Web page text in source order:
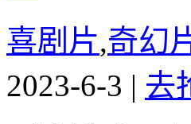
喜剧片,奇幻
2023-6-3 | 去